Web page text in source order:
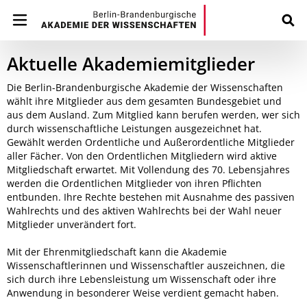
Aktuelle Akademiemitglieder
Die Berlin-Brandenburgische Akademie der Wissenschaften
wählt ihre Mitglieder aus dem gesamten Bundesgebiet und
aus dem Ausland. Zum Mitglied kann berufen werden, wer sich
durch wissenschaftliche Leistungen ausgezeichnet hat.
Gewählt werden Ordentliche und Außerordentliche Mitglieder
aller Fächer. Von den Ordentlichen Mitgliedern wird aktive
Mitgliedschaft erwartet. Mit Vollendung des 70. Lebensjahres
werden die Ordentlichen Mitglieder von ihren Pflichten
entbunden. Ihre Rechte bestehen mit Ausnahme des passiven
Wahlrechts und des aktiven Wahlrechts bei der Wahl neuer
Mitglieder unverändert fort.
Mit der Ehrenmitgliedschaft kann die Akademie
Wissenschaftlerinnen und Wissenschaftler auszeichnen, die
sich durch ihre Lebensleistung um Wissenschaft oder ihre
Anwendung in besonderer Weise verdient gemacht haben.